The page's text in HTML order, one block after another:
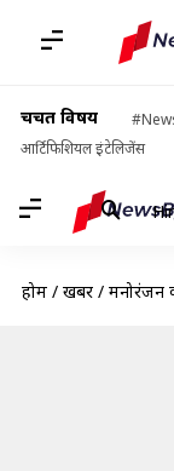
चर्चित विषय
आर्टिफिशियल इंटेलिजेंस
होम / खबरें / मनोरंजन